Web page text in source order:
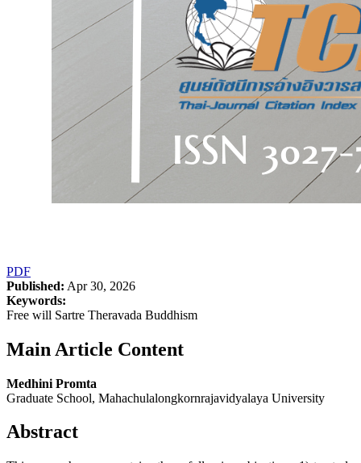
PDF
Published: Apr 30, 2026
Keywords:
Free will Sartre Theravada Buddhism
Main Article Content
Medhini Promta
Graduate School, Mahachulalongkornrajavidyalaya University
Abstract